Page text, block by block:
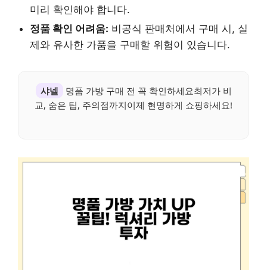
미리 확인해야 합니다.
정품 확인 어려움: 비공식 판매처에서 구매 시, 실
제와 유사한 가품을 구매할 위험이 있습니다.
샤넬
명품 가방 구매 전 꼭 확인하세요최저가 비
교, 숨은 팁, 주의점까지이제 현명하게 쇼핑하세요!